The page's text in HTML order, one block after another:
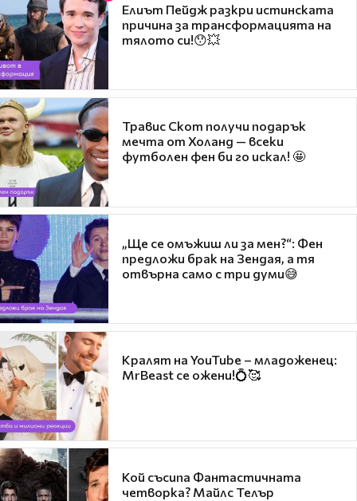
Елиът Пейдж разкри истинската
причина за трансформацията на
тялото си!😯💥
Травис Скот получи подарък
мечта от Холанд — всеки
футболен фен би го искал! 🤩
„Ще се омъжиш ли за мен?“: Фен
предложи брак на Зендая, а тя
отвърна само с три думи😅
Кралят на YouTube – младоженец:
MrBeast се ожени!💍🥰
Кой съсипа Фантастичната
четворка? Майлс Телър